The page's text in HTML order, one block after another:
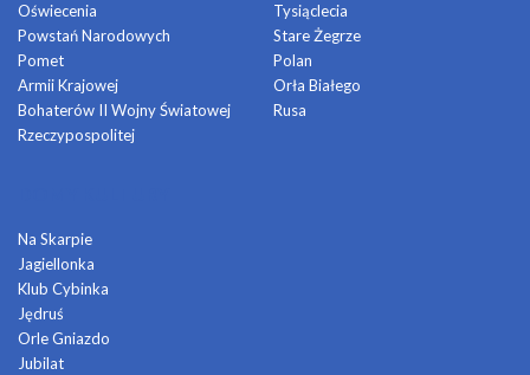
Oświecenia
Powstań Narodowych
Pomet
Armii Krajowej
Bohaterów II Wojny Światowej
Rzeczypospolitej
Tysiąclecia
Stare Żegrze
Polan
Orła Białego
Rusa
Na Skarpie
Jagiellonka
Klub Cybinka
Jędruś
Orle Gniazdo
Jubilat